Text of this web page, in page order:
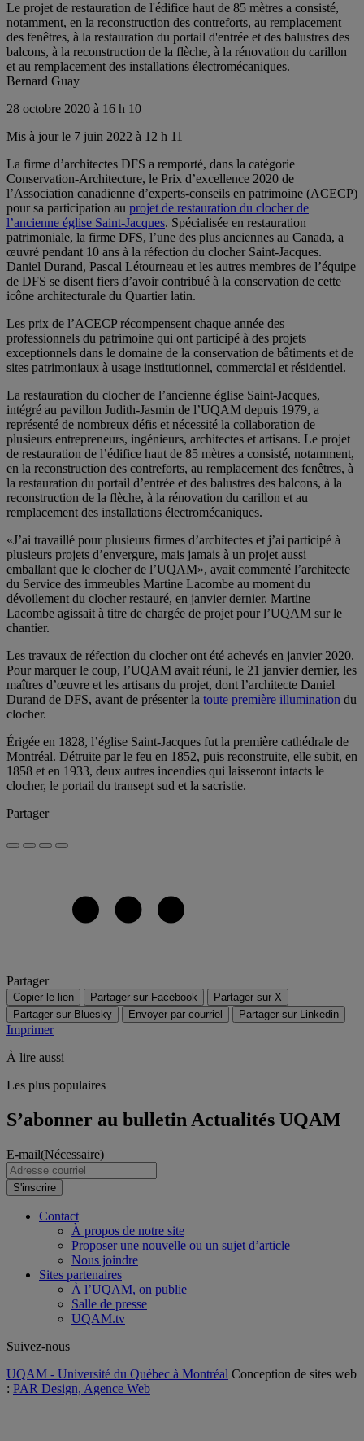
Le projet de restauration de l'édifice haut de 85 mètres a consisté,
notamment, en la reconstruction des contreforts, au remplacement
des fenêtres, à la restauration du portail d'entrée et des balustres des
balcons, à la reconstruction de la flèche, à la rénovation du carillon
et au remplacement des installations électromécaniques.
Bernard Guay
28 octobre 2020 à 16 h 10
Mis à jour le 7 juin 2022 à 12 h 11
La firme d’architectes DFS a remporté, dans la catégorie
Conservation-Architecture, le Prix d’excellence 2020 de
l’Association canadienne d’experts-conseils en patrimoine (ACECP)
pour sa participation au projet de restauration du clocher de
l’ancienne église Saint-Jacques. Spécialisée en restauration
patrimoniale, la firme DFS, l’une des plus anciennes au Canada, a
œuvré pendant 10 ans à la réfection du clocher Saint-Jacques.
Daniel Durand, Pascal Létourneau et les autres membres de l’équipe
de DFS se disent fiers d’avoir contribué à la conservation de cette
icône architecturale du Quartier latin.
Les prix de l’ACECP récompensent chaque année des
professionnels du patrimoine qui ont participé à des projets
exceptionnels dans le domaine de la conservation de bâtiments et de
sites patrimoniaux à usage institutionnel, commercial et résidentiel.
La restauration du clocher de l’ancienne église Saint-Jacques,
intégré au pavillon Judith-Jasmin de l’UQAM depuis 1979, a
représenté de nombreux défis et nécessité la collaboration de
plusieurs entrepreneurs, ingénieurs, architectes et artisans. Le projet
de restauration de l’édifice haut de 85 mètres a consisté, notamment,
en la reconstruction des contreforts, au remplacement des fenêtres, à
la restauration du portail d’entrée et des balustres des balcons, à la
reconstruction de la flèche, à la rénovation du carillon et au
remplacement des installations électromécaniques.
«J’ai travaillé pour plusieurs firmes d’architectes et j’ai participé à
plusieurs projets d’envergure, mais jamais à un projet aussi
emballant que le clocher de l’UQAM», avait commenté l’architecte
du Service des immeubles Martine Lacombe au moment du
dévoilement du clocher restauré, en janvier dernier. Martine
Lacombe agissait à titre de chargée de projet pour l’UQAM sur le
chantier.
Les travaux de réfection du clocher ont été achevés en janvier 2020.
Pour marquer le coup, l’UQAM avait réuni, le 21 janvier dernier, les
maîtres d’œuvre et les artisans du projet, dont l’architecte Daniel
Durand de DFS, avant de présenter la toute première illumination du
clocher.
Érigée en 1828, l’église Saint-Jacques fut la première cathédrale de
Montréal. Détruite par le feu en 1852, puis reconstruite, elle subit, en
1858 et en 1933, deux autres incendies qui laisseront intacts le
clocher, le portail du transept sud et la sacristie.
Partager
Partager
Copier le lien Partager sur Facebook
Partager sur X
Partager sur Bluesky
Envoyer par courriel Partager sur Linkedin
Imprimer
À lire aussi
Les plus populaires
S’abonner au bulletin Actualités UQAM
E-mail(Nécessaire)
S'inscrire
Contact
À propos de notre site
Proposer une nouvelle ou un sujet d’article
Nous joindre
Sites partenaires
À l’UQAM, on publie
Salle de presse
UQAM.tv
Suivez-nous
UQAM - Université du Québec à Montréal Conception de sites web
: PAR Design, Agence Web